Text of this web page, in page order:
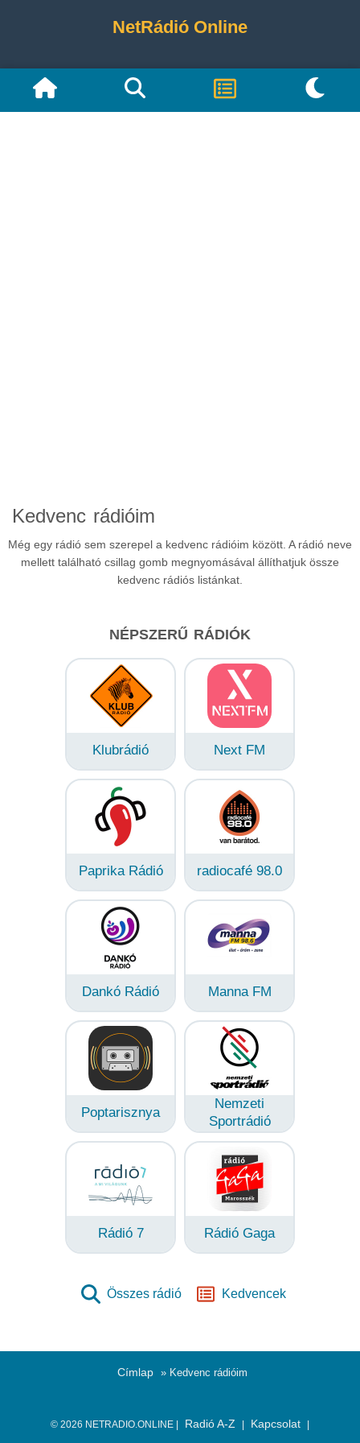
NetRádió Online
Kedvenc rádióim
Még egy rádió sem szerepel a kedvenc rádióim között. A rádió neve
mellett található csillag gomb megnyomásával állíthatjuk össze
kedvenc rádiós listánkat.
NÉPSZERŰ RÁDIÓK
Klubrádió Next FM
Paprika Rádió radiocafé 98.0
Dankó Rádió Manna FM
Poptarisznya
Nemzeti
Sportrádió
Rádió 7 Rádió Gaga
Összes rádió Kedvencek
Címlap » Kedvenc rádióim
© 2026 NETRADIO.ONLINE | Radió A-Z | Kapcsolat |